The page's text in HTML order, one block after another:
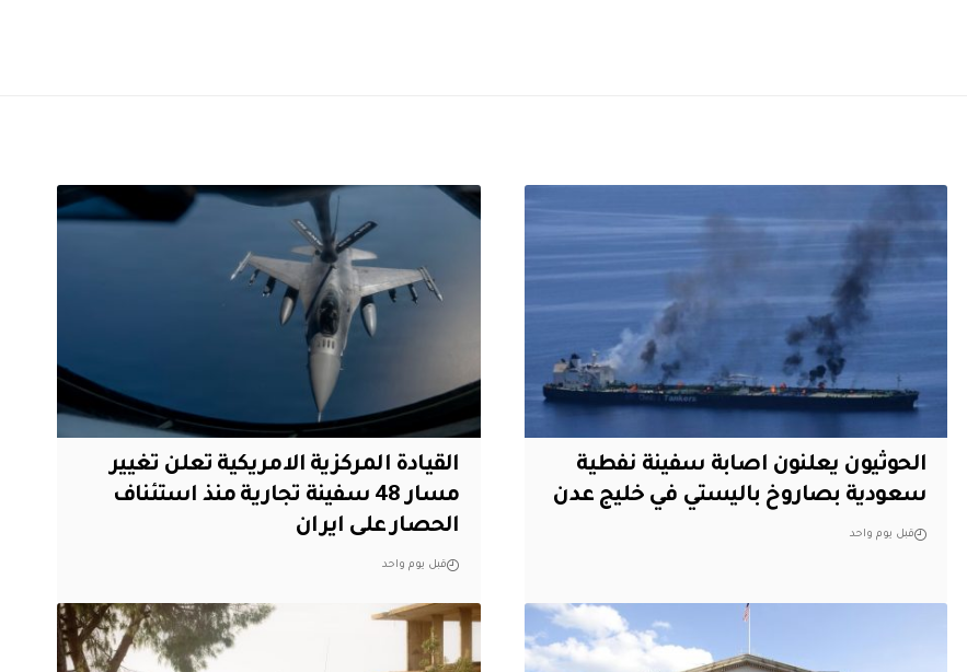
الحوثيون يعلنون اصابة سفينة نفطية
سعودية بصاروخ باليستي في خليج عدن
قبل يوم واحد
القيادة المركزية الامريكية تعلن تغيير
مسار 48 سفينة تجارية منذ استئناف
الحصار على ايران
قبل يوم واحد